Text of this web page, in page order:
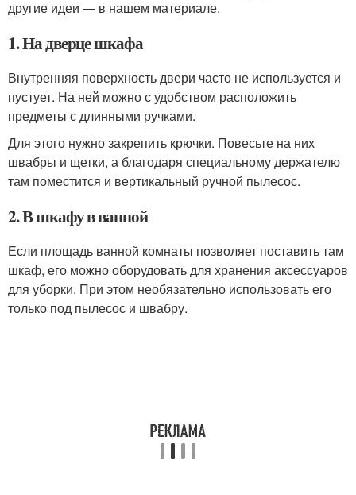
другие идеи — в нашем материале.
1. На дверце шкафа
Внутренняя поверхность двери часто не используется и
пустует. На ней можно с удобством расположить
предметы с длинными ручками.
Для этого нужно закрепить крючки. Повесьте на них
швабры и щетки, а благодаря специальному держателю
там поместится и вертикальный ручной пылесос.
2. В шкафу в ванной
Если площадь ванной комнаты позволяет поставить там
шкаф, его можно оборудовать для хранения аксессуаров
для уборки. При этом необязательно использовать его
только под пылесос и швабру.